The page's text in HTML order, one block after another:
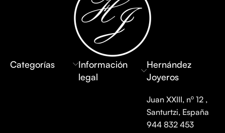
Categorías
Información
legal
Hernández
Joyeros
Juan XXIII, nº 12 ,
Santurtzi, España
944 832 453